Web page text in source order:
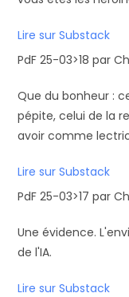
Lire sur Substack
PdF 25-03>18 par
Que du bonheur :
pépite, celui de la
avoir comme
Lire sur Substack
PdF 25-03>17 par
Une évidence.
de l'IA.
Lire sur Substack